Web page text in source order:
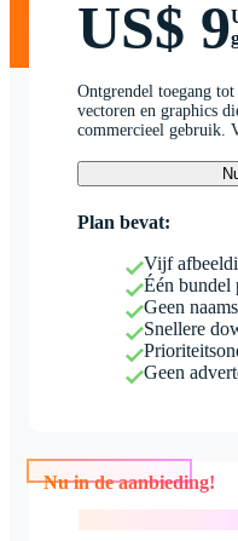
US$ 9
Ontgrendel toegang
vectoren en graphics
commercieel gebruik.
Plan bevat:
Vijf
Één bundel
Geen
Snellere
Geen
Nu in de aanbieding!